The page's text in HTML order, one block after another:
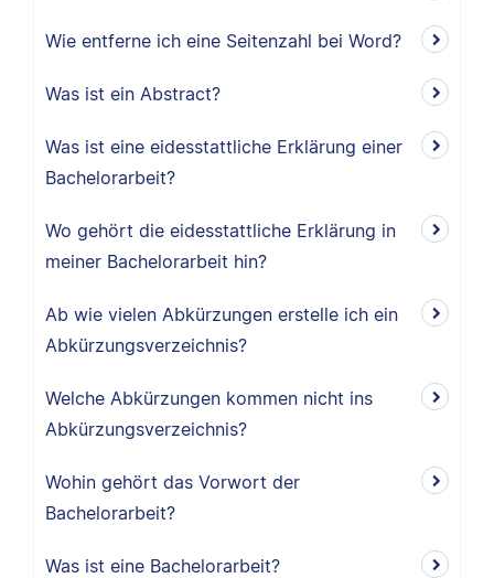
Wie entferne ich eine Seitenzahl bei Word?
Was ist ein Abstract?
Was ist eine eidesstattliche Erklärung einer
Bachelorarbeit?
Wo gehört die eidesstattliche Erklärung in
meiner Bachelorarbeit hin?
Ab wie vielen Abkürzungen erstelle ich ein
Abkürzungsverzeichnis?
Welche Abkürzungen kommen nicht ins
Abkürzungsverzeichnis?
Wohin gehört das Vorwort der
Bachelorarbeit?
Was ist eine Bachelorarbeit?